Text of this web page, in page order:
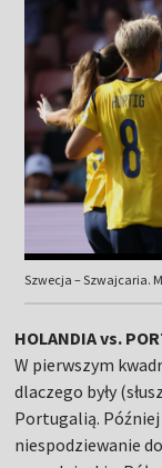
Szwecja – Szwajcaria.
HOLANDIA vs.
W pierwszym
dlaczego były
Portugalią.
niespodziewanie